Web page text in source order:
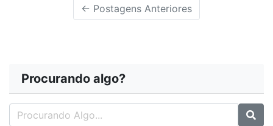
← Postagens Anteriores
Procurando algo?